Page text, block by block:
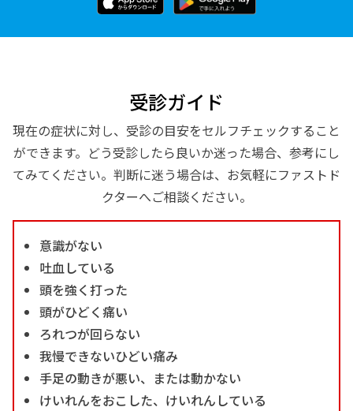
受診ガイド
現在の症状に対し、受診の目安をセルフチェックすること
ができます。どう受診したら良いか迷った場合、参考にし
てみてください。判断に迷う場合は、お気軽にファストド
クターへご相談ください。
意識がない
吐血している
頭を強く打った
頭がひどく痛い
ろれつが回らない
我慢できないひどい痛み
手足の動きが悪い、または動かない
けいれんをおこした、けいれんしている